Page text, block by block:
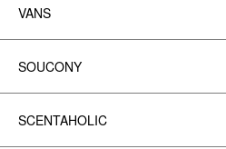
VANS
SOUCONY
SCENTAHOLIC